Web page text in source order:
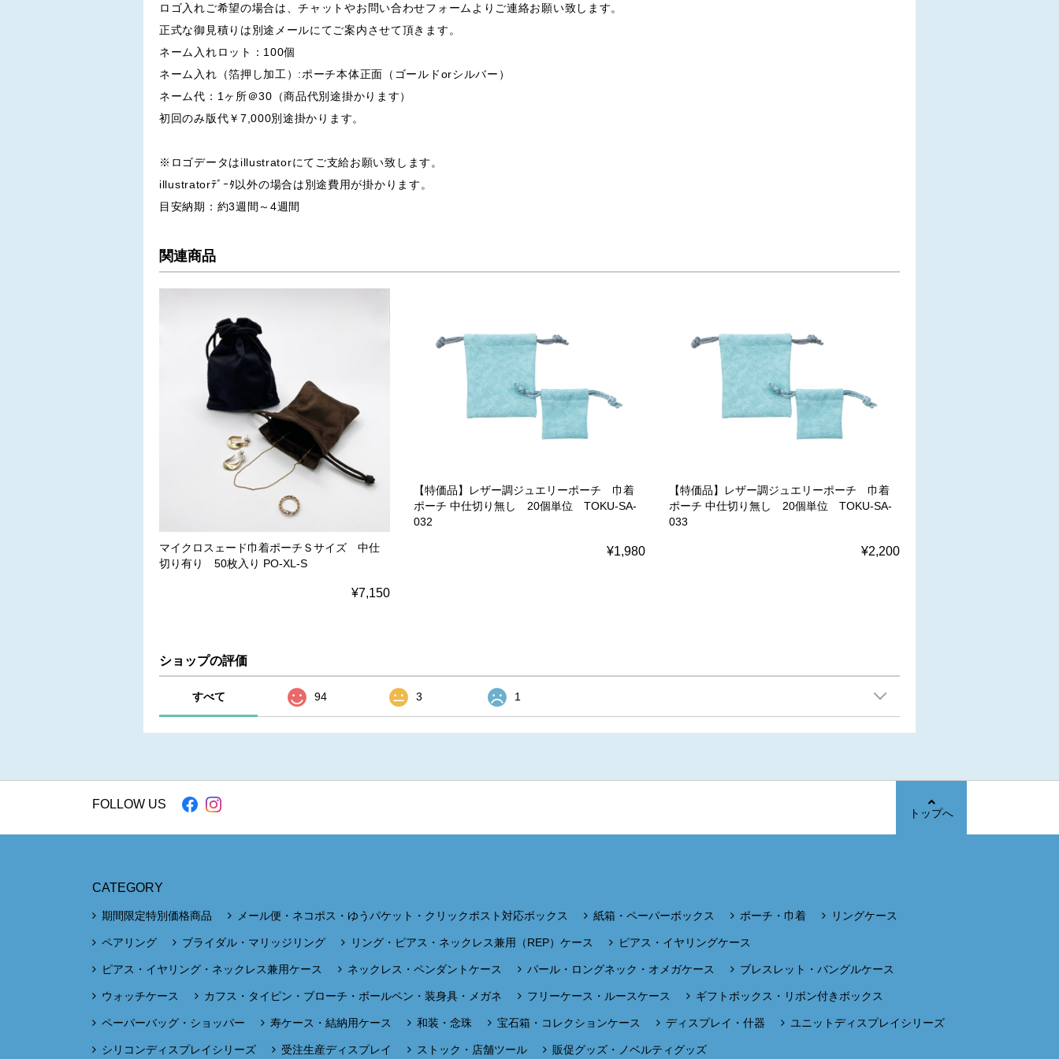
ロゴ入れご希望の場合は、チャットやお問い合わせフォームよりご連絡お願い致します。
正式な御見積りは別途メールにてご案内させて頂きます。
ネーム入れロット：100個
ネーム入れ（箔押し加工）:ポーチ本体正面（ゴールドorシルバー）
ネーム代：1ヶ所＠30（商品代別途掛かります）
初回のみ版代￥7,000別途掛かります。
※ロゴデータはillustratorにてご支給お願い致します。
illustratorﾃﾞｰﾀ以外の場合は別途費用が掛かります。
目安納期：約3週間～4週間
関連商品
マイクロスェード巾着ポーチＳサイズ 中仕
切り有り 50枚入り PO-XL-S
¥7,150
【特価品】レザー調ジュエリーポーチ 巾着
ポーチ 中仕切り無し 20個単位 TOKU-SA-
032
¥1,980
【特価品】レザー調ジュエリーポーチ 巾着
ポーチ 中仕切り無し 20個単位 TOKU-SA-
033
¥2,200
ショップの評価
すべて 94 3 1
FOLLOW US
トップへ
CATEGORY
期間限定特別価格商品 メール便・ネコポス・ゆうパケット・クリックポスト対応ボックス 紙箱・ペーパーボックス ポーチ・巾着 リングケース
ペアリング ブライダル・マリッジリング リング・ピアス・ネックレス兼用（REP）ケース ピアス・イヤリングケース
ピアス・イヤリング・ネックレス兼用ケース ネックレス・ペンダントケース パール・ロングネック・オメガケース ブレスレット・バングルケース
ウォッチケース カフス・タイピン・ブローチ・ボールペン・装身具・メガネ フリーケース・ルースケース ギフトボックス・リボン付きボックス
ペーパーバッグ・ショッパー 寿ケース・結納用ケース 和装・念珠 宝石箱・コレクションケース ディスプレイ・什器 ユニットディスプレイシリーズ
シリコンディスプレイシリーズ 受注生産ディスプレイ ストック・店舗ツール 販促グッズ・ノベルティグッズ